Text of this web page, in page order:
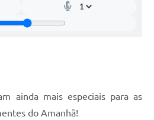
ainda mais especiais para as
do Amanhã!